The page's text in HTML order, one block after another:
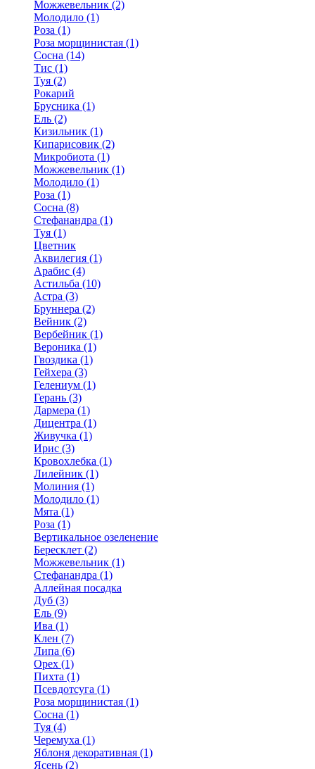
Можжевельник (2)
Молодило (1)
Роза (1)
Роза морщинистая (1)
Сосна (14)
Тис (1)
Туя (2)
Рокарий
Брусника (1)
Ель (2)
Кизильник (1)
Кипарисовик (2)
Микробиота (1)
Можжевельник (1)
Молодило (1)
Роза (1)
Сосна (8)
Стефанандра (1)
Туя (1)
Цветник
Аквилегия (1)
Арабис (4)
Астильба (10)
Астра (3)
Бруннера (2)
Вейник (2)
Вербейник (1)
Вероника (1)
Гвоздика (1)
Гейхера (3)
Гелениум (1)
Герань (3)
Дармера (1)
Дицентра (1)
Живучка (1)
Ирис (3)
Кровохлебка (1)
Лилейник (1)
Молиния (1)
Молодило (1)
Мята (1)
Роза (1)
Вертикальное озеленение
Бересклет (2)
Можжевельник (1)
Стефанандра (1)
Аллейная посадка
Дуб (3)
Ель (9)
Ива (1)
Клен (7)
Липа (6)
Орех (1)
Пихта (1)
Псевдотсуга (1)
Роза морщинистая (1)
Сосна (1)
Туя (4)
Черемуха (1)
Яблоня декоративная (1)
Ясень (2)